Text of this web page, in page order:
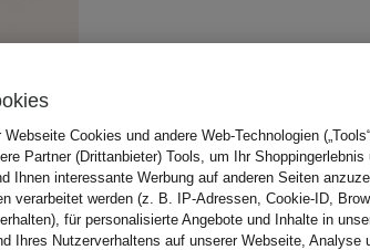
Cookies und andere Web-Technologien
Partner (Drittanbieter) Tools, um Ihr Shoppingerlebnis
Ihnen interessante Werbung auf anderen Seiten
verarbeitet werden (z. B. IP-Adressen, Cookie-ID,
für personalisierte Angebote und Inhalte in
Ihres Nutzerverhaltens auf unserer Webseite, Analyse